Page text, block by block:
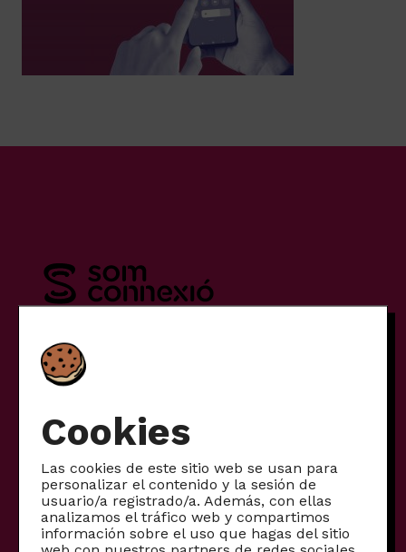
Cookies
Las cookies de este sitio web se usan para
personalizar el contenido y la sesión de
usuario/a registrado/a. Además, con ellas
analizamos el tráfico web y compartimos
información sobre el uso que hagas del sitio
Tarifas
Móvil
Internet
Internet + móvil
Otros productos
Productos para empresas